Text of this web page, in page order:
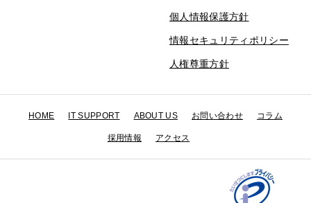
個人情報保護方針
情報セキュリティポリシー
人権尊重方針
HOME IT SUPPORT ABOUT US お問い合わせ コラム
採用情報 アクセス